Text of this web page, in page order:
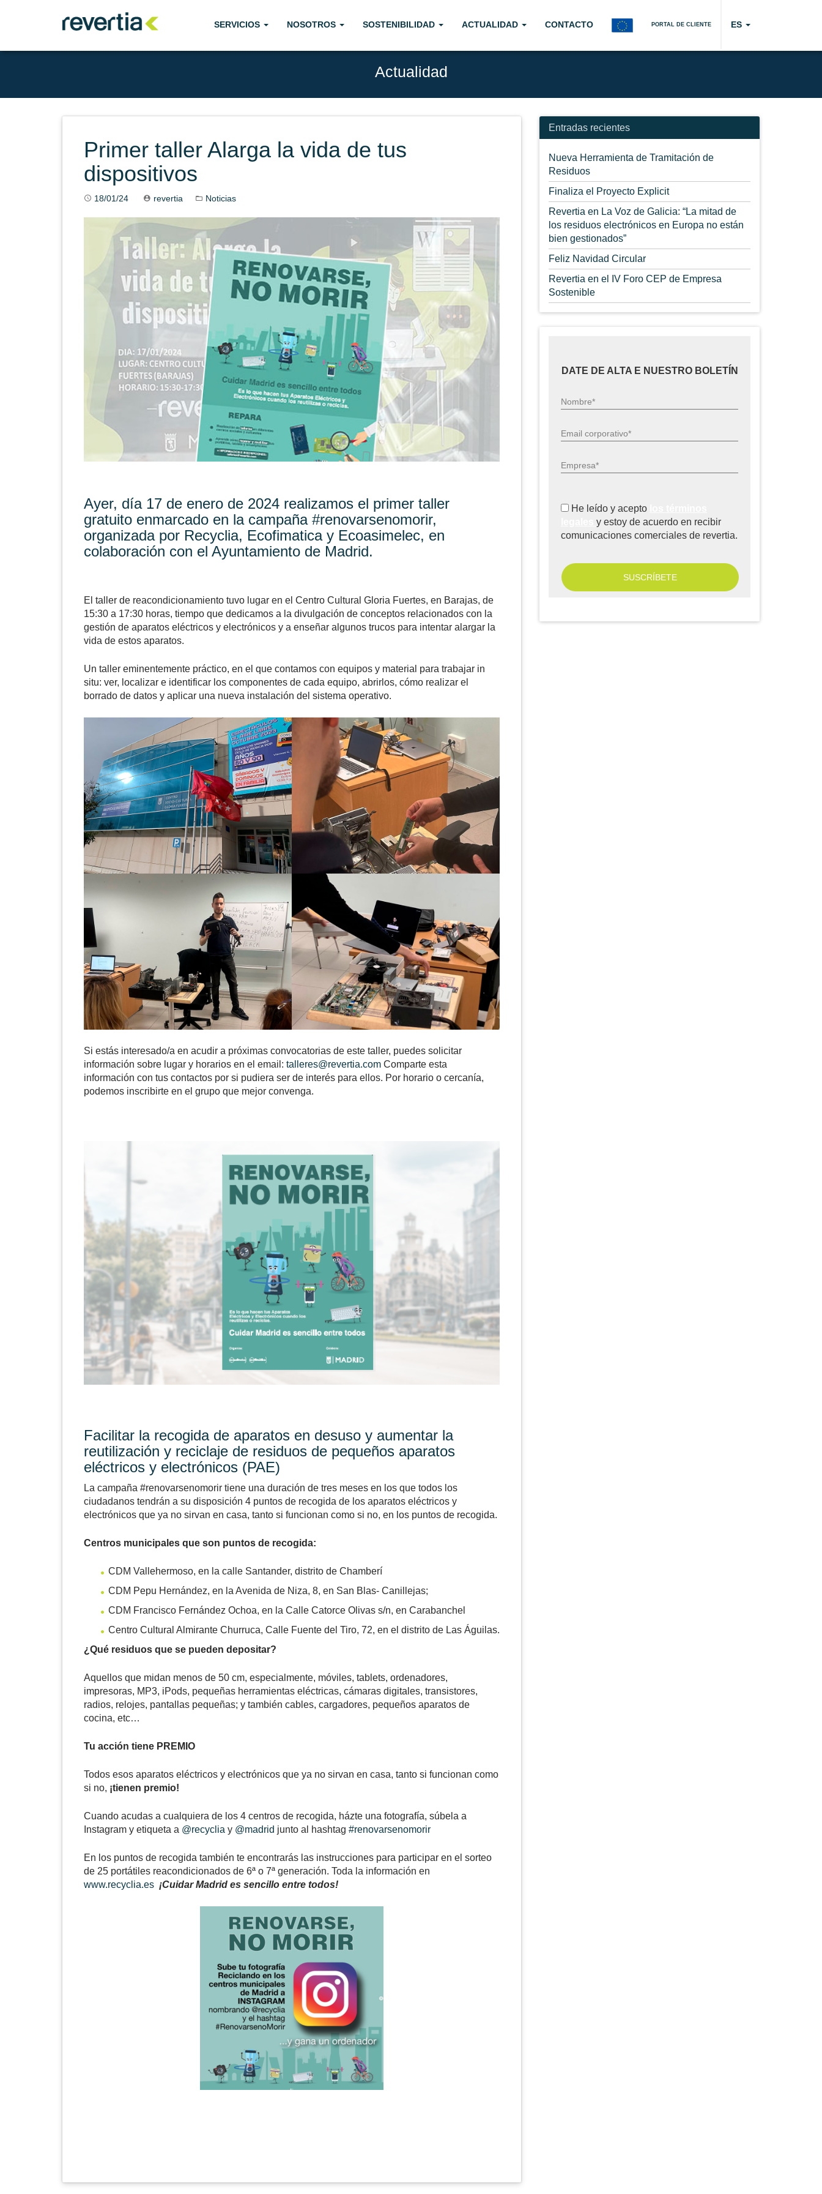
SERVICIOS NOSOTROS SOSTENIBILIDAD ACTUALIDAD CONTACTO PORTAL DE CLIENTE ES
Actualidad
Primer taller Alarga la vida de tus
dispositivos
18/01/24 revertia Noticias
Ayer, día 17 de enero de 2024 realizamos el primer taller
gratuito enmarcado en la campaña #renovarsenomorir,
organizada por Recyclia, Ecofimaticay Ecoasimelec, en
colaboración con el Ayuntamiento de Madrid.
El taller de reacondicionamiento tuvo lugar en el Centro Cultural Gloria Fuertes, en Barajas, de
15:30 a 17:30 horas, tiempo que dedicamos a la divulgación de conceptos relacionados con la
gestión de aparatos eléctricos y electrónicos y a enseñar algunos trucos para intentar alargar la
vida de estos aparatos.
Un taller eminentemente práctico, en el que contamos con equipos y material para trabajar in
situ: ver, localizar e identificar los componentes de cada equipo, abrirlos, cómo realizar el
borrado de datos y aplicar una nueva instalación del sistema operativo.
Si estás interesado/a en acudir a próximas convocatorias de este taller, puedes solicitar
información sobre lugar y horarios en el email: talleres@revertia.com Comparte esta
información con tus contactos por si pudiera ser de interés para ellos. Por horario o cercanía,
podemos inscribirte en el grupo que mejor convenga.
Facilitar la recogida de aparatos en desuso y aumentar la
reutilización y reciclaje de residuos de pequeños aparatos
eléctricos y electrónicos (PAE)
La campaña #renovarsenomorir tiene una duración de tres meses en los que todos los
ciudadanos tendrán a su disposición 4 puntos de recogida de los aparatos eléctricos y
electrónicos que ya no sirvan en casa, tanto si funcionan como si no, en los puntos de recogida.
Centros municipales que son puntos de recogida:
CDM Vallehermoso, en la calle Santander, distrito de Chamberí
CDM Pepu Hernández, en la Avenida de Niza, 8, en San Blas- Canillejas;
CDM Francisco Fernández Ochoa, en la Calle Catorce Olivas s/n, en Carabanchel
Centro Cultural Almirante Churruca, Calle Fuente del Tiro, 72, en el distrito de Las Águilas.
¿Qué residuos que se pueden depositar?
Aquellos que midan menos de 50 cm, especialmente, móviles, tablets, ordenadores,
impresoras, MP3, iPods, pequeñas herramientas eléctricas, cámaras digitales, transistores,
radios, relojes, pantallas pequeñas; y también cables, cargadores, pequeños aparatos de
cocina, etc…
Tu acción tiene PREMIO
Todos esos aparatos eléctricos y electrónicos que ya no sirvan en casa, tanto si funcionan como
si no, ¡tienen premio!
Cuando acudas a cualquiera de los 4 centros de recogida, házte una fotografía, súbela a
Instagram y etiqueta a @recyclia y @madrid junto al hashtag #renovarsenomorir
En los puntos de recogida también te encontrarás las instrucciones para participar en el sorteo
de 25 portátiles reacondicionados de 6ª o 7ª generación. Toda la información en
www.recyclia.es ¡Cuidar Madrid es sencillo entre todos!
Entradas recientes
Nueva Herramienta de Tramitación de
Residuos
Finaliza el Proyecto Explicit
Revertia en La Voz de Galicia: “La mitad de
los residuos electrónicos en Europa no están
bien gestionados”
Feliz Navidad Circular
Revertia en el IV Foro CEP de Empresa
Sostenible
DATE DE ALTA E NUESTRO BOLETÍN
Nombre*
Email corporativo*
Empresa*
He leído y acepto
y estoy de acuerdo en recibir
comunicaciones comerciales de revertia.